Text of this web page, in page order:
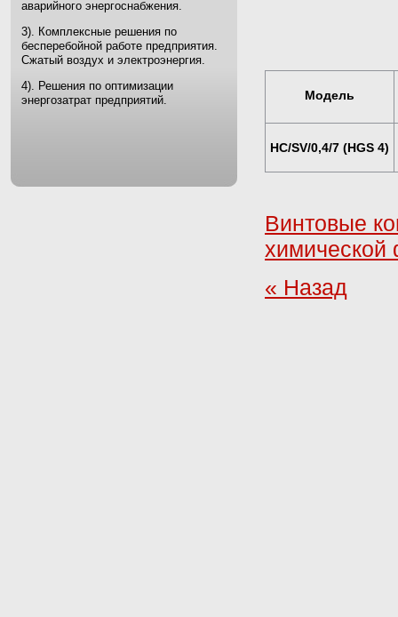
аварийного энергоснабжения.
3). Комплексные решения по
бесперебойной работе предприятия.
Сжатый воздух и электроэнергия.
4). Решения по оптимизации
энергозатрат предприятий.
Модель
HC/SV/0,4/7 (HGS 4)
Винтовые
химической
« Назад